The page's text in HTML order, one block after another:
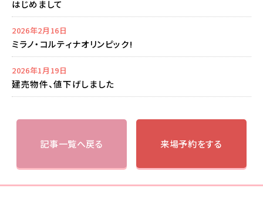
はじめまして
2026年2月16日
ミラノ・コルティナオリンピック!
2026年1月19日
建売物件、値下げしました
記事一覧へ戻る 来場予約をする